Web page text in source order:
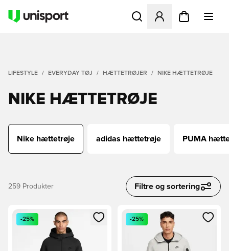
Åbner en Modal til at
LIFESTYLE EVERYDAY TØJ HÆTTETRØJER NIKE HÆTTETRØJE
NIKE HÆTTETRØJE
Nike hættetrøje adidas hættetrøje PUMA
259 Produkter Filtre og sortering
Åbner en Modal til at logge ind eller tilmelde dig som
-25%
Åbner en Modal til at logge
-25%